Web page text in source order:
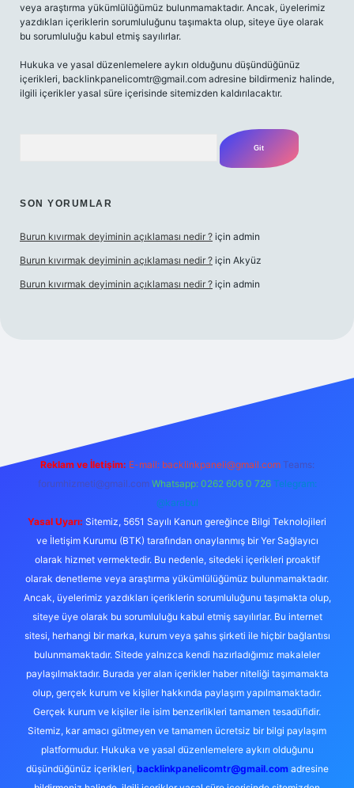
veya araştırma yükümlülüğümüz bulunmamaktadır. Ancak, üyelerimiz
yazdıkları içeriklerin sorumluluğunu taşımakta olup, siteye üye olarak
bu sorumluluğu kabul etmiş sayılırlar.
Hukuka ve yasal düzenlemelere aykırı olduğunu düşündüğünüz
içerikleri, backlinkpanelicomtr@gmail.com adresine bildirmeniz halinde,
ilgili içerikler yasal süre içerisinde sitemizden kaldırılacaktır.
SON YORUMLAR
Burun kıvırmak deyiminin açıklaması nedir ? için admin
Burun kıvırmak deyiminin açıklaması nedir ? için Akyüz
Burun kıvırmak deyiminin açıklaması nedir ? için admin
Reklam ve İletişim: E-mail: backlinkpaneli@gmail.com Teams:
forumhizmeti@gmail.com Whatsapp: 0262 606 0 726 Telegram:
@karabul
Yasal Uyarı: Sitemiz, 5651 Sayılı Kanun gereğince Bilgi Teknolojileri
ve İletişim Kurumu (BTK) tarafından onaylanmış bir Yer Sağlayıcı
olarak hizmet vermektedir. Bu nedenle, sitedeki içerikleri proaktif
olarak denetleme veya araştırma yükümlülüğümüz bulunmamaktadır.
Ancak, üyelerimiz yazdıkları içeriklerin sorumluluğunu taşımakta olup,
siteye üye olarak bu sorumluluğu kabul etmiş sayılırlar. Bu internet
sitesi, herhangi bir marka, kurum veya şahıs şirketi ile hiçbir bağlantısı
bulunmamaktadır. Sitede yalnızca kendi hazırladığımız makaleler
paylaşılmaktadır. Burada yer alan içerikler haber niteliği taşımamakta
olup, gerçek kurum ve kişiler hakkında paylaşım yapılmamaktadır.
Gerçek kurum ve kişiler ile isim benzerlikleri tamamen tesadüfidir.
Sitemiz, kar amacı gütmeyen ve tamamen ücretsiz bir bilgi paylaşım
platformudur. Hukuka ve yasal düzenlemelere aykırı olduğunu
düşündüğünüz içerikleri, backlinkpanelicomtr@gmail.comadresine